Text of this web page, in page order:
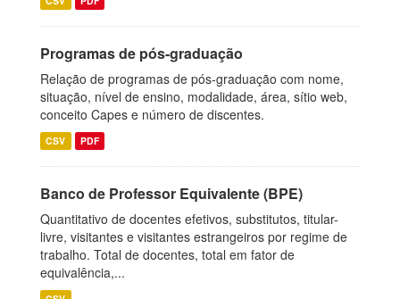
Programas de pós-graduação
Relação de programas de pós-graduação com nome,
situação, nível de ensino, modalidade, área, sítio web,
conceito Capes e número de discentes.
CSV PDF
Banco de Professor Equivalente (BPE)
Quantitativo de docentes efetivos, substitutos, titular-
livre, visitantes e visitantes estrangeiros por regime de
trabalho. Total de docentes, total em fator de
equivalência,...